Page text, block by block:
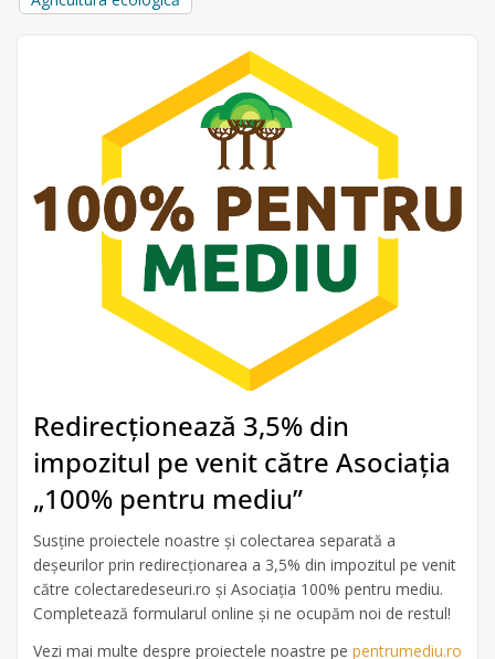
Redirecționează 3,5% din
impozitul pe venit către Asociația
„100% pentru mediu”
Susține proiectele noastre și colectarea separată a
deșeurilor prin redirecționarea a 3,5% din impozitul pe venit
către colectaredeseuri.ro și Asociația 100% pentru mediu.
Completează formularul online și ne ocupăm noi de restul!
Vezi mai multe despre proiectele noastre pe pentrumediu.ro